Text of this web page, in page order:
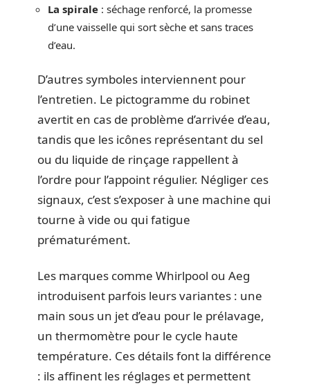
La spirale : séchage renforcé, la promesse
d’une vaisselle qui sort sèche et sans traces
d’eau.
D’autres symboles interviennent pour
l’entretien. Le pictogramme du robinet
avertit en cas de problème d’arrivée d’eau,
tandis que les icônes représentant du sel
ou du liquide de rinçage rappellent à
l’ordre pour l’appoint régulier. Négliger ces
signaux, c’est s’exposer à une machine qui
tourne à vide ou qui fatigue
prématurément.
Les marques comme Whirlpool ou Aeg
introduisent parfois leurs variantes : une
main sous un jet d’eau pour le prélavage,
un thermomètre pour le cycle haute
température. Ces détails font la différence
: ils affinent les réglages et permettent